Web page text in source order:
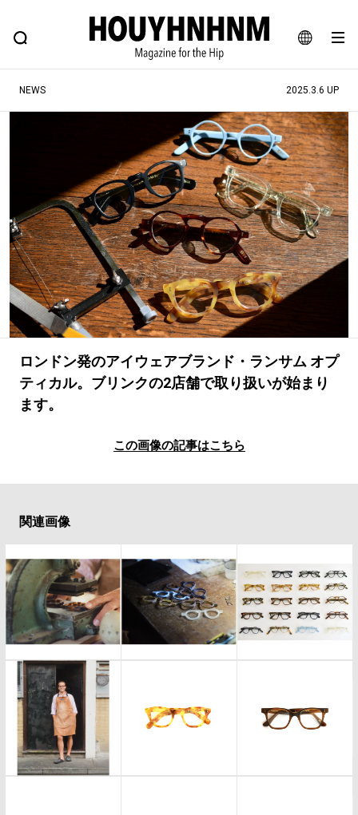
JA
EN
FEATURE BLOG SNAP
ヒップなファッション、カルチャー、ライフスタイルWEBマガジン
#SHOPPING ADDICT #憧れの逸品
#ESSENTIAL DESIGNS #古着サミット
#NEW VINTAGE #マイナーグッド図鑑
#路地裏てぃーん。 #MONTHLY JOURNAL
#GH 銘品の所以 #フイナムのYouTube
#Commune H #FOCUS IT #AH.H
#ととけん #FASHION #MUSIC
#LIFESTYLE #SNEAKER #OUTDOOR
#SPORTS #HANDSOME HANDBOOK
NEWS 2025.3.6 UP
ロンドン発のアイウェアブランド・ランサム オプ
ティカル。ブリンクの2店舗で取り扱いが始まり
ます。
この画像の記事はこちら
関連画像